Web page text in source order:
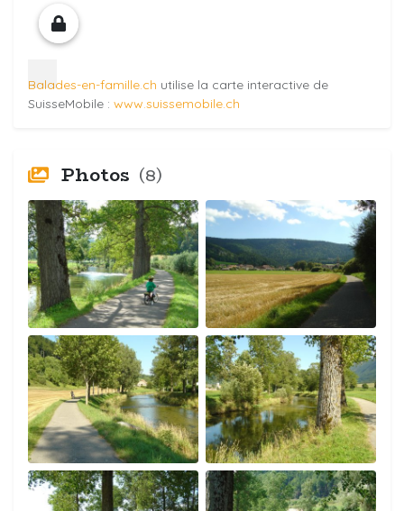
Balades-en-famille.ch utilise la carte interactive de
SuisseMobile : www.suissemobile.ch
Photos (8)